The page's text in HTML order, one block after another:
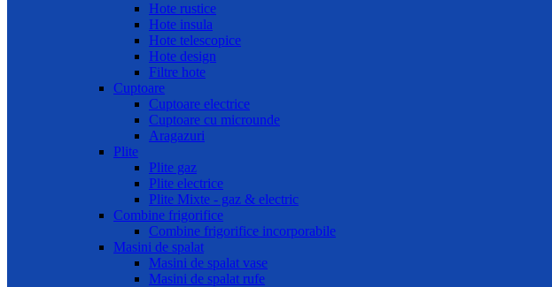
Hote rustice
Hote insula
Hote telescopice
Hote design
Filtre hote
Cuptoare
Cuptoare electrice
Cuptoare cu microunde
Aragazuri
Plite
Plite gaz
Plite electrice
Plite Mixte - gaz & electric
Combine frigorifice
Combine frigorifice incorporabile
Masini de spalat
Masini de spalat vase
Masini de spalat rufe